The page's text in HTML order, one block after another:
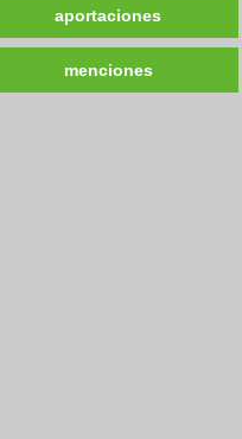
aportaciones
menciones